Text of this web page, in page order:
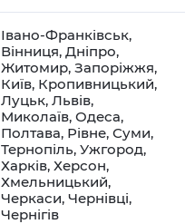
Івано-Франківськ,
Вінниця, Дніпро,
Житомир, Запоріжжя,
Київ, Кропивницький,
Луцьк, Львів,
Миколаїв, Одеса,
Полтава, Рівне, Суми,
Тернопіль, Ужгород,
Харків, Херсон,
Хмельницький,
Черкаси, Чернівці,
Чернігів